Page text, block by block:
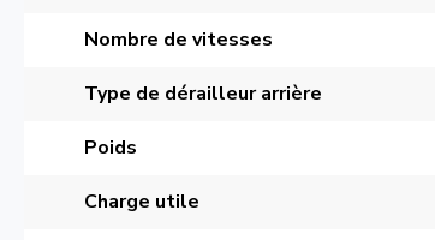
Nombre de vitesses
Type de dérailleur arrière
Poids
Charge utile